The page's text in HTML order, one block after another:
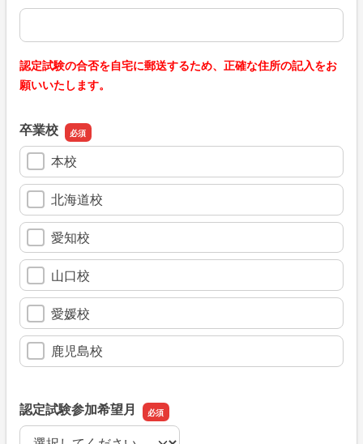
認定試験の合否を自宅に郵送するため、正確な住所の記入をお
願いいたします。
卒業校
本校
北海道校
愛知校
山口校
愛媛校
鹿児島校
認定試験参加希望月
認定試験参加希望月